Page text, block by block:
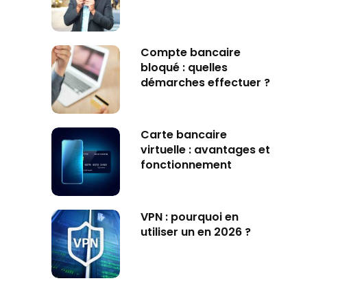
Compte bancaire
bloqué : quelles
démarches effectuer ?
Carte bancaire
virtuelle : avantages et
fonctionnement
VPN : pourquoi en
utiliser un en 2026 ?